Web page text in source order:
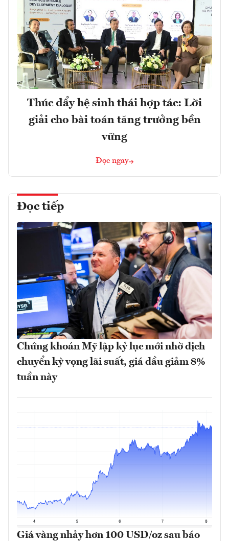
Thúc đẩy hệ sinh thái hợp tác: Lời
giải cho bài toán tăng trưởng bền
vững
Đọc ngay
Đọc tiếp
Chứng khoán Mỹ lập kỷ lục mới nhờ dịch
chuyển kỳ vọng lãi suất, giá dầu giảm 8%
tuần này
Giá vàng nhảy hơn 100 USD/oz sau báo